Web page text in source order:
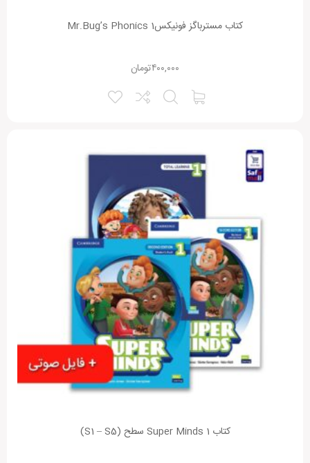
کتاب مسترباگز فونیکس1 Mr.Bug’s Phonics
تومان۴۰۰,۰۰۰
کتاب Super Minds 1 سطح (S1 – S5)